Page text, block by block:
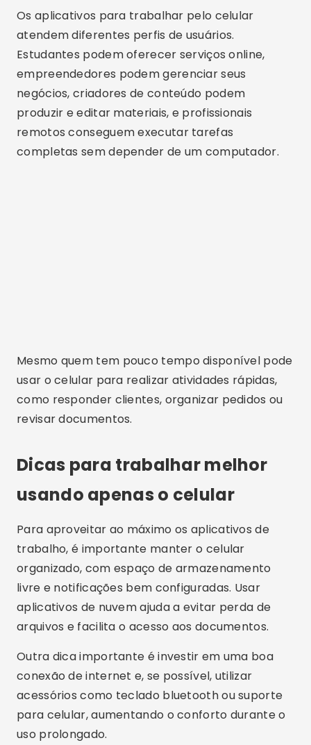
Os aplicativos para trabalhar pelo celular
atendem diferentes perfis de usuários.
Estudantes podem oferecer serviços online,
empreendedores podem gerenciar seus
negócios, criadores de conteúdo podem
produzir e editar materiais, e profissionais
remotos conseguem executar tarefas
completas sem depender de um computador.
Mesmo quem tem pouco tempo disponível pode
usar o celular para realizar atividades rápidas,
como responder clientes, organizar pedidos ou
revisar documentos.
Dicas para trabalhar melhor
usando apenas o celular
Para aproveitar ao máximo os aplicativos de
trabalho, é importante manter o celular
organizado, com espaço de armazenamento
livre e notificações bem configuradas. Usar
aplicativos de nuvem ajuda a evitar perda de
arquivos e facilita o acesso aos documentos.
Outra dica importante é investir em uma boa
conexão de internet e, se possível, utilizar
acessórios como teclado bluetooth ou suporte
para celular, aumentando o conforto durante o
uso prolongado.